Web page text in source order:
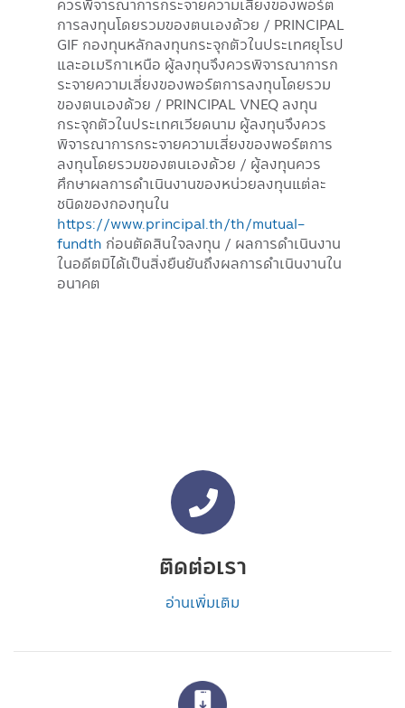
ควรพิจารณาการกระจายความเสี่ยงของพอร์ต
การลงทุนโดยรวมของตนเองด้วย / PRINCIPAL
GIF กองทุนหลักลงทุนกระจุกตัวในประเทศยุโรป
และอเมริกาเหนือ ผู้ลงทุนจึงควรพิจารณาการก
ระจายความเสี่ยงของพอร์ตการลงทุนโดยรวม
ของตนเองด้วย / PRINCIPAL VNEQ ลงทุน
กระจุกตัวในประเทศเวียดนาม ผู้ลงทุนจึงควร
พิจารณาการกระจายความเสี่ยงของพอร์ตการ
ลงทุนโดยรวมของตนเองด้วย / ผู้ลงทุนควร
ศึกษาผลการดำเนินงานของหน่วยลงทุนแต่ละ
ชนิดของกองทุนใน
https://www.principal.th/th/mutual-
fundth ก่อนตัดสินใจลงทุน / ผลการดำเนินงาน
ในอดีตมิได้เป็นสิ่งยืนยันถึงผลการดำเนินงานใน
อนาคต
ติดต่อเรา
อ่านเพิ่มเติม